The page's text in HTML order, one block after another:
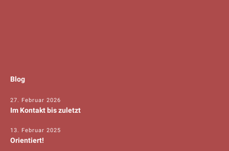
Blog
27. Februar 2026
Im Kontakt bis zuletzt
13. Februar 2025
Orientiert!